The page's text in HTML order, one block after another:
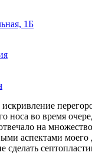
1Б
носа во время
на
аспектами